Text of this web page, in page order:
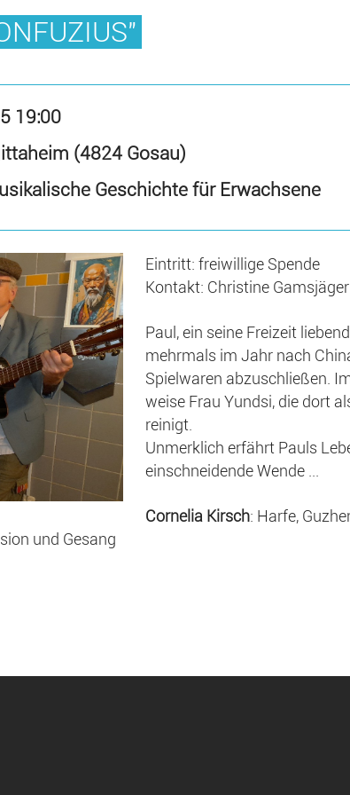
19:00
(4824 Gosau)
Geschichte für Erwachsene
Eintritt: freiwillige Spende
Kontakt: Christine Gamsjäger
Paul, ein seine Freizeit
mehrmals im Jahr nach
Spielwaren abzuschließen.
weise Frau Yundsi, die dort
reinigt.
Unmerklich erfährt Pauls
einschneidende Wende ...
Cornelia Kirsch: Harfe,
und Gesang